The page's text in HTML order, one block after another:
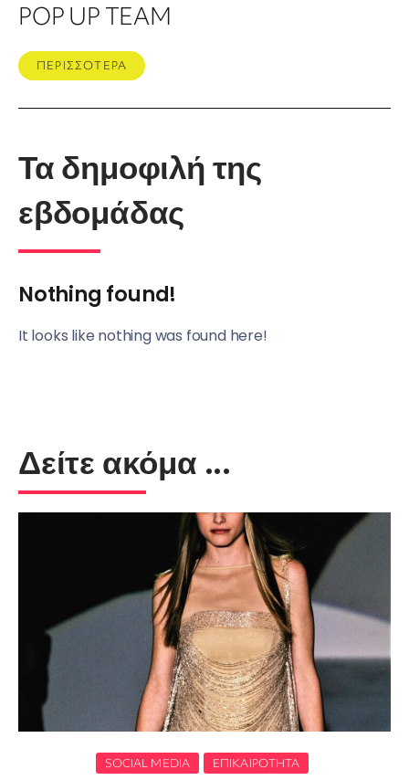
POP UP TEAM
ΠΕΡΙΣΣΟΤΕΡΑ
Τα δημοφιλή της
εβδομάδας
Nothing found!
It looks like nothing was found here!
Δείτε ακόμα ...
SOCIAL MEDIA ΕΠΙΚΑΙΡΌΤΗΤΑ